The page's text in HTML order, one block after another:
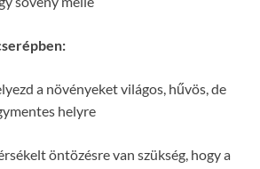
a növényeket világos, hűvös, de
helyre
öntözésre van szükség, hogy a